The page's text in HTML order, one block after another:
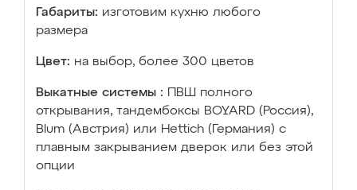
Габариты: изготовим кухню любого
размера
Цвет: на выбор, более 300 цветов
Выкатные системы :
ПВШ полного
открывания, тандембоксы BOYARD (Россия),
Blum (Австрия) или Hettich (Германия) с
плавным закрыванием дверок или без этой
опции